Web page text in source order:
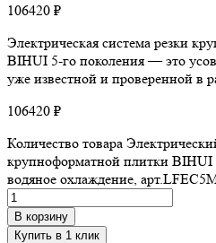
106420 ₽
Электрическая система резки
BIHUI 5-го поколения — это
уже известной и проверенной в
106420 ₽
Количество товара
крупноформатной плитки BIHUI
водяное охлаждение,
В корзину
Купить в 1 клик